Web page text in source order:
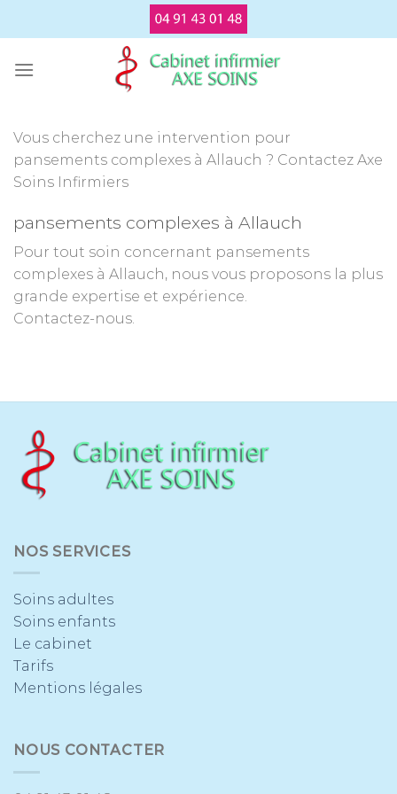
Vous cherchez une intervention pour
pansements complexes à Allauch ? Contactez Axe
Soins Infirmiers
pansements complexes à Allauch
Pour tout soin concernant pansements
complexes à Allauch, nous vous proposons la plus
grande expertise et expérience.
Contactez-nous.
NOS SERVICES
Soins adultes
Soins enfants
Le cabinet
Tarifs
Mentions légales
NOUS CONTACTER